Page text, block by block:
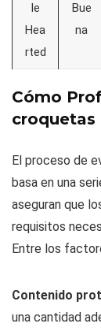
le
Hea
rted
Bue
na
Cómo
croquetas
El proceso de
basa en una
aseguran que
requisitos
Entre los
Contenido
una cantidad